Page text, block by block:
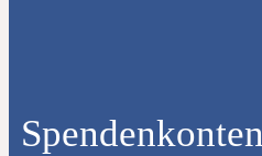
Spendenkonten